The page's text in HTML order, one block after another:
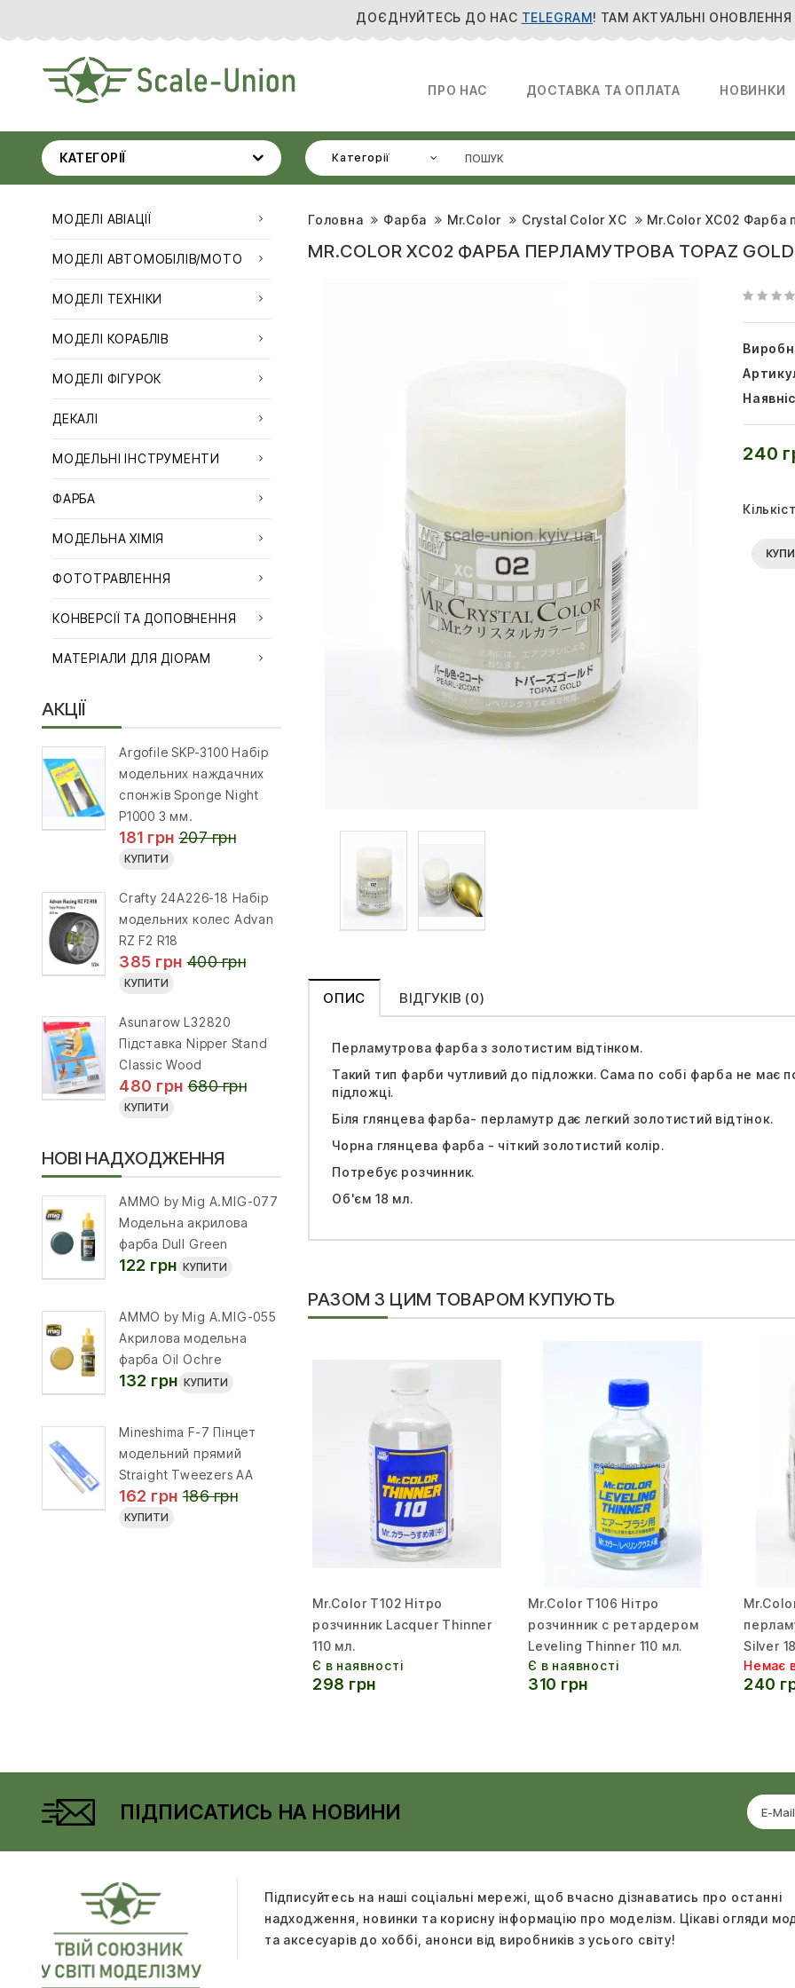
ДОЄДНУЙТЕСЬ ДО НАС TELEGRAM! ТАМ АКТУАЛЬНІ
ПРО НАС ДОСТАВКА ТА ОПЛАТА НОВИНКИ
КАТЕГОРІЇ Категорії
МОДЕЛІ АВІАЦІЇ
МОДЕЛІ АВТОМОБІЛІВ/МОТО
МОДЕЛІ ТЕХНІКИ
МОДЕЛІ КОРАБЛІВ
МОДЕЛІ ФІГУРОК
ДЕКАЛІ
МОДЕЛЬНІ ІНСТРУМЕНТИ
ФАРБА
МОДЕЛЬНА ХІМІЯ
ФОТОТРАВЛЕННЯ
КОНВЕРСІЇ ТА ДОПОВНЕННЯ
МАТЕРІАЛИ ДЛЯ ДІОРАМ
АКЦІЇ
Argofile SKP-3100 Набір
модельних наждачних
спонжів Sponge Night
P1000 3 мм.
181 грн 207 грн
КУПИТИ
Crafty 24A226-18 Набір
модельних колес Advan
RZ F2 R18
385 грн 400 грн
КУПИТИ
Asunarow L32820
Підставка Nipper Stand
Classic Wood
480 грн 680 грн
КУПИТИ
НОВІ НАДХОДЖЕННЯ
AMMO by Mig A.MIG-077
Модельна акрилова
фарба Dull Green
122 грн КУПИТИ
AMMO by Mig A.MIG-055
Акрилова модельна
фарба Oil Ochre
132 грн КУПИТИ
Mineshima F-7 Пінцет
модельний прямий
Straight Tweezers AA
162 грн 186 грн
КУПИТИ
Головна Фарба Mr.Color Crystal Color XC Mr.Color XC02 Фарба
MR.COLOR XC02 ФАРБА ПЕРЛАМУТРОВА TOPAZ
240
ОПИС ВІДГУКІВ (0)
Перламутрова фарба з золотистим відтінком.
Такий тип фарби чутливий до підложки. Сама по собі фарба не має
підложці.
Біля глянцева фарба- перламутр дає легкий золотистий відтінок.
Чорна глянцева фарба - чіткий золотистий колір.
Потребує розчинник.
Об'єм 18 мл.
РАЗОМ З ЦИМ ТОВАРОМ КУПУЮТЬ
Mr.Color T102 Нітро
розчинник Lacquer Thinner
110 мл.
Є в наявності
298 грн
Mr.Color T106 Нітро
розчинник с ретардером
Leveling Thinner 110 мл.
Є в наявності
310 грн
Silver
Немає
240
ПІДПИСАТИСЬ НА НОВИНИ
Підписуйтесь на наші соціальні мережі, щоб вчасно дізнаватись про останні
надходження, новинки та корисну інформацію про моделізм. Цікаві огляди
та аксесуарів до хоббі, анонси від виробників з усього світу!